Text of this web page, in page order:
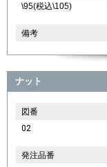
\95(税込\105)
備考
ナット
図番
02
発注品番